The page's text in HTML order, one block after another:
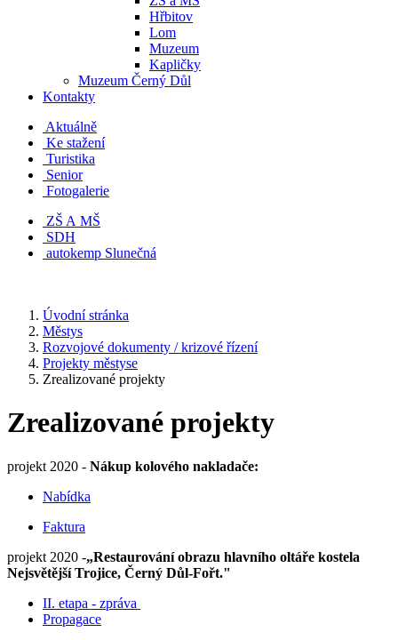
Hřbitov
Lom
Muzeum
Kapličky
Muzeum Černý Důl
Kontakty
Aktuálně
Ke stažení
Turistika
Senior
Fotogalerie
ZŠ A MŠ
SDH
autokemp Slunečná
Úvodní stránka
Městys
Rozvojové dokumenty / krizové řízení
Projekty městyse
Zrealizované projekty
Zrealizované projekty
projekt 2020 - Nákup kolového nakladače:
Nabídka
Faktura
projekt 2020 -„Restaurování obrazu hlavního oltáře kostela
Nejsvětější Trojice, Černý Důl-Fořt."
II. etapa - zpráva
Propagace